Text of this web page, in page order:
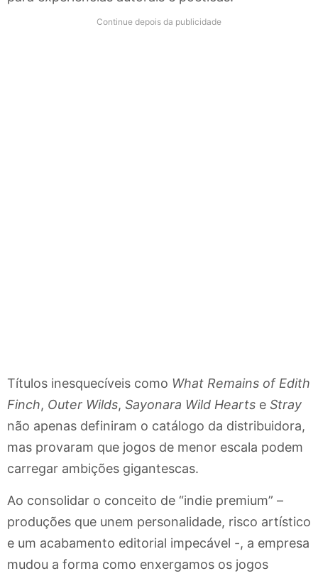
Continue depois da publicidade
Títulos inesquecíveis como What Remains of Edith
Finch, Outer Wilds, Sayonara Wild Hearts e Stray
não apenas definiram o catálogo da distribuidora,
mas provaram que jogos de menor escala podem
carregar ambições gigantescas.
Ao consolidar o conceito de “indie premium” –
produções que unem personalidade, risco artístico
e um acabamento editorial impecável -, a empresa
mudou a forma como enxergamos os jogos